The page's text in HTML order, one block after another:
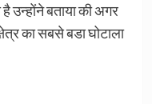
उन्होंने बताया की अगर
का सबसे बडा घोटाला